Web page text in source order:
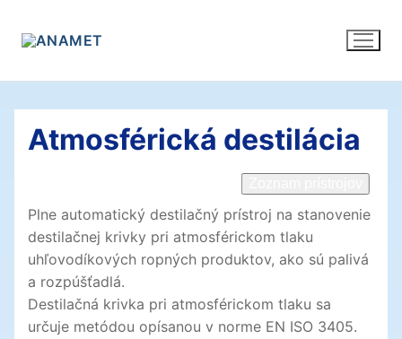
Atmosférická destilácia
Plne automatický destilačný prístroj na stanovenie
destilačnej krivky pri atmosférickom tlaku
uhľovodíkových ropných produktov, ako sú palivá
a rozpúšťadlá.
Destilačná krivka pri atmosférickom tlaku sa
určuje metódou opísanou v norme EN ISO 3405.